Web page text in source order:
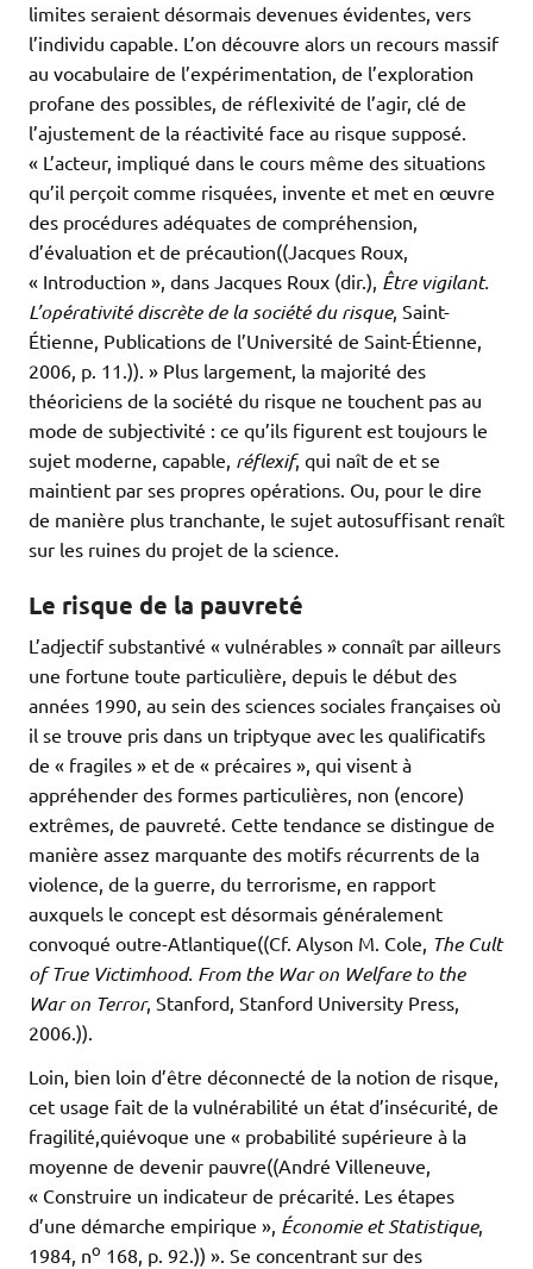
limites seraient désormais devenues évidentes, vers
l’individu capable. L’on découvre alors un recours massif
au vocabulaire de l’expérimentation, de l’exploration
profane des possibles, de réflexivité de l’agir, clé de
l’ajustement de la réactivité face au risque supposé.
« L’acteur, impliqué dans le cours même des situations
qu’il perçoit comme risquées, invente et met en œuvre
des procédures adéquates de compréhension,
d’évaluation et de précaution((Jacques Roux,
« Introduction », dans Jacques Roux (dir.), Être vigilant.
L’opérativité discrète de la société du risque, Saint-
Étienne, Publications de l’Université de Saint-Étienne,
2006, p. 11.)). » Plus largement, la majorité des
théoriciens de la société du risque ne touchent pas au
mode de subjectivité : ce qu’ils figurent est toujours le
sujet moderne, capable, réflexif, qui naît de et se
maintient par ses propres opérations. Ou, pour le dire
de manière plus tranchante, le sujet autosuffisant renaît
sur les ruines du projet de la science.
Le risque de la pauvreté
L’adjectif substantivé « vulnérables » connaît par ailleurs
une fortune toute particulière, depuis le début des
années 1990, au sein des sciences sociales françaises où
il se trouve pris dans un triptyque avec les qualificatifs
de « fragiles » et de « précaires », qui visent à
appréhender des formes particulières, non (encore)
extrêmes, de pauvreté. Cette tendance se distingue de
manière assez marquante des motifs récurrents de la
violence, de la guerre, du terrorisme, en rapport
auxquels le concept est désormais généralement
convoqué outre-Atlantique((Cf. Alyson M. Cole, The Cult
of True Victimhood. From the War on Welfare to the
War on Terror, Stanford, Stanford University Press,
2006.)).
Loin, bien loin d’être déconnecté de la notion de risque,
cet usage fait de la vulnérabilité un état d’insécurité, de
fragilité,quiévoque une « probabilité supérieure à la
moyenne de devenir pauvre((André Villeneuve,
« Construire un indicateur de précarité. Les étapes
d’une démarche empirique », Économie et Statistique,
1984, no 168, p. 92.)) ». Se concentrant sur des